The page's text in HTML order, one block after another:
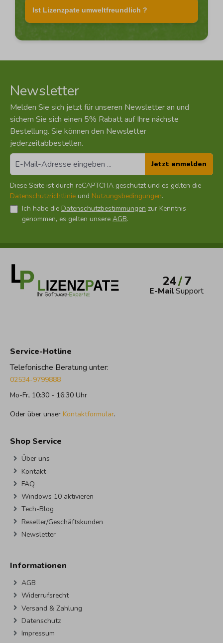
Ist Lizenzpate umweltfreundlich ?
Newsletter
Melden Sie sich jetzt für unseren Newsletter an und
sichern Sie sich einen 5% Rabatt auf Ihre nächste
Bestellung. Sie können den Newsletter
jederzeitabbestellen.
Diese Seite ist durch reCAPTCHA geschützt und es gelten die
Datenschutzrichtlinie und Nutzungsbedingungen.
Ich habe die Datenschutzbestimmungen zur Kenntnis
genommen, es gelten unsere AGB.
Jetzt anmelden
24/7
E-MailSupport
Service-Hotline
Telefonische Beratung unter:
02534-9799888
Mo-Fr, 10:30 - 16:30 Uhr
Oder über unser Kontaktformular.
Shop Service
Über uns
Kontakt
FAQ
Windows 10 aktivieren
Tech-Blog
Reseller/Geschäftskunden
Newsletter
Informationen
AGB
Widerrufsrecht
Versand & Zahlung
Datenschutz
Impressum